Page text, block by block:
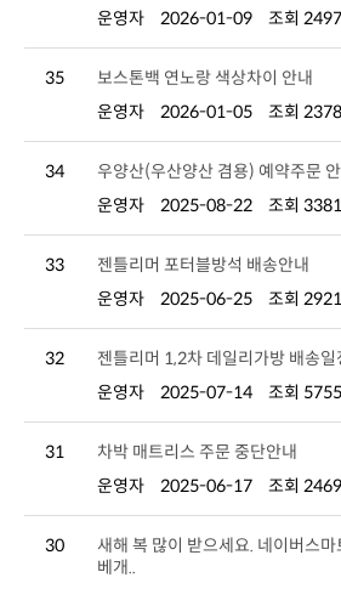
운영자
2026-01-09 조회
35
보스톤백 연노랑 색상차이 안내
운영자
2026-01-05 조회
34
우양산(우산양산 겸용) 예약주문
운영자
2025-08-22 조회
33
젠틀리머 포터블방석 배송안내
운영자
2025-06-25 조회
32 젠틀리머 1,2차 데일리가방 배송일
운영자
2025-07-14 조회
31
차박 매트리스 주문 중단안내
운영자
2025-06-17 조회
30
베개..